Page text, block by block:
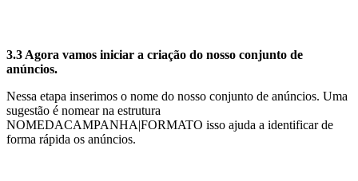
3.3 Agora vamos iniciar a criação do nosso conjunto de
anúncios.
Nessa etapa inserimos o nome do nosso conjunto de anúncios. Uma
sugestão é nomear na estrutura
NOMEDACAMPANHA|FORMATO isso ajuda a identificar de
forma rápida os anúncios.